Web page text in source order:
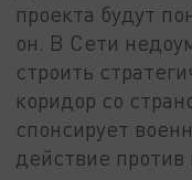
проекта будут
он. В Сети
строить
коридор со
спонсирует
действие против